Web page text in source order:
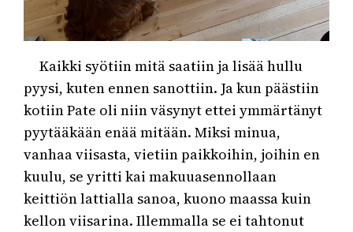
Kaikki syötiin mitä saatiin ja lisää hullu
pyysi, kuten ennen sanottiin. Ja kun päästiin
kotiin Pate oli niin väsynyt ettei ymmärtänyt
pyytääkään enää mitään. Miksi minua,
vanhaa viisasta, vietiin paikkoihin, joihin en
kuulu, se yritti kai makuuasennollaan
keittiön lattialla sanoa, kuono maassa kuin
kellon viisarina. Illemmalla se ei tahtonut